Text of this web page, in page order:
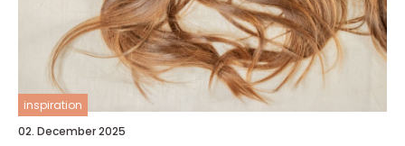
inspiration
02. December 2025